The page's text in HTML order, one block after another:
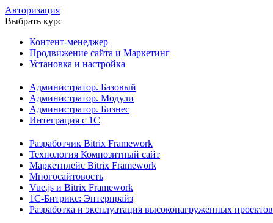
Авторизация
Выбрать курс
Контент-менеджер
Продвижение сайта и Маркетинг
Установка и настройка
Администратор. Базовый
Администратор. Модули
Администратор. Бизнес
Интеграция с 1С
Разработчик Bitrix Framework
Технология Композитный сайт
Маркетплейс Bitrix Framework
Многосайтовость
Vue.js и Bitrix Framework
1С-Битрикс: Энтерпрайз
Разработка и эксплуатация высоконагруженных проектов